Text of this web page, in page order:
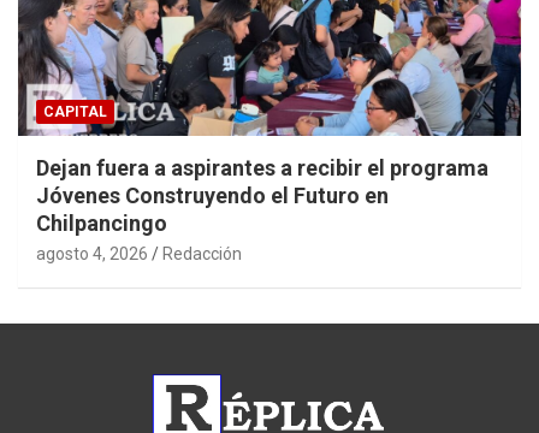
CAPITAL
Dejan fuera a aspirantes a recibir el programa
Jóvenes Construyendo el Futuro en
Chilpancingo
agosto 4, 2026 Redacción